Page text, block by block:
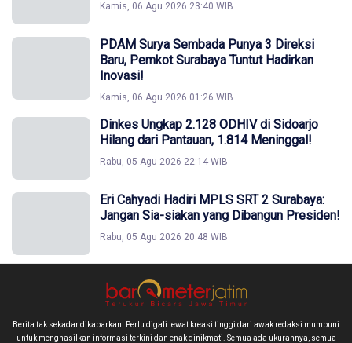
Kamis, 06 Agu 2026 23:40 WIB
PDAM Surya Sembada Punya 3 Direksi
Baru, Pemkot Surabaya Tuntut Hadirkan
Inovasi!
Kamis, 06 Agu 2026 01:26 WIB
Dinkes Ungkap 2.128 ODHIV di Sidoarjo
Hilang dari Pantauan, 1.814 Meninggal!
Rabu, 05 Agu 2026 22:14 WIB
Eri Cahyadi Hadiri MPLS SRT 2 Surabaya:
Jangan Sia-siakan yang Dibangun Presiden!
Rabu, 05 Agu 2026 20:48 WIB
Berita tak sekadar dikabarkan. Perlu digali lewat kreasi tinggi dari awak redaksi mumpuni
untuk menghasilkan informasi terkini dan enak dinikmati. Semua ada ukurannya, semua